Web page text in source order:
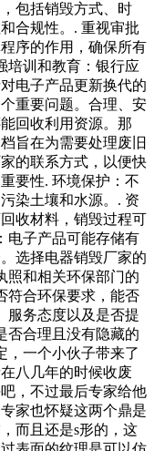
包括销毁方式、时
合规性。. 重视审批
序的作用，确保所有
培训和教育：银行应
电子产品更新换代的
重要问题。合理、安
回收利用资源。那
旨在为需要处理废旧
的联系方式，以便快
要性. 环境保护：不
染土壤和水源。. 资
收材料，销毁过程可
电子产品可能存储有
选择电器销毁厂家的
照和相关环保部门的
符合环保要求，能否
服务态度以及是否提
否合理且没有隐藏的
，一个小伙子带来了
八几年的时候收废
，不过最后专家给他
也怀疑这两个鼎是
而且还是s形的，这